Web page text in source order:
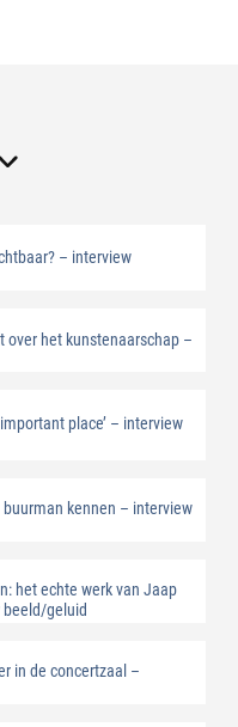
– interview
over het kunstenaarschap –
place’ – interview
kennen – interview
het echte werk van Jaap
beeld/geluid
in de concertzaal –